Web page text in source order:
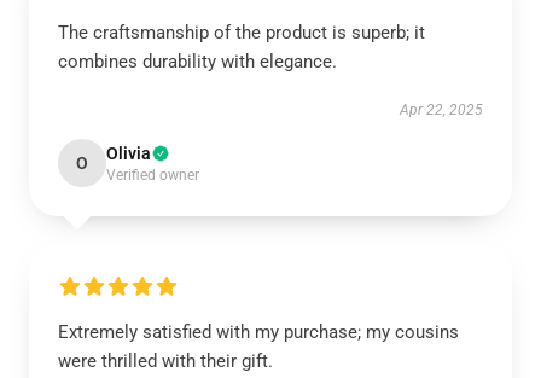
The craftsmanship of the product is superb; it
combines durability with elegance.
Apr 22, 2025
O Olivia
Verified owner
Extremely satisfied with my purchase; my cousins
were thrilled with their gift.